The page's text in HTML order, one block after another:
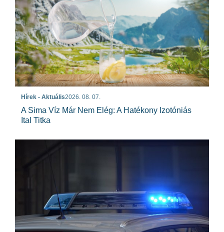
Hírek - Aktuális2026. 08. 07.
A Sima Víz Már Nem Elég: A Hatékony Izotóniás
Ital Titka